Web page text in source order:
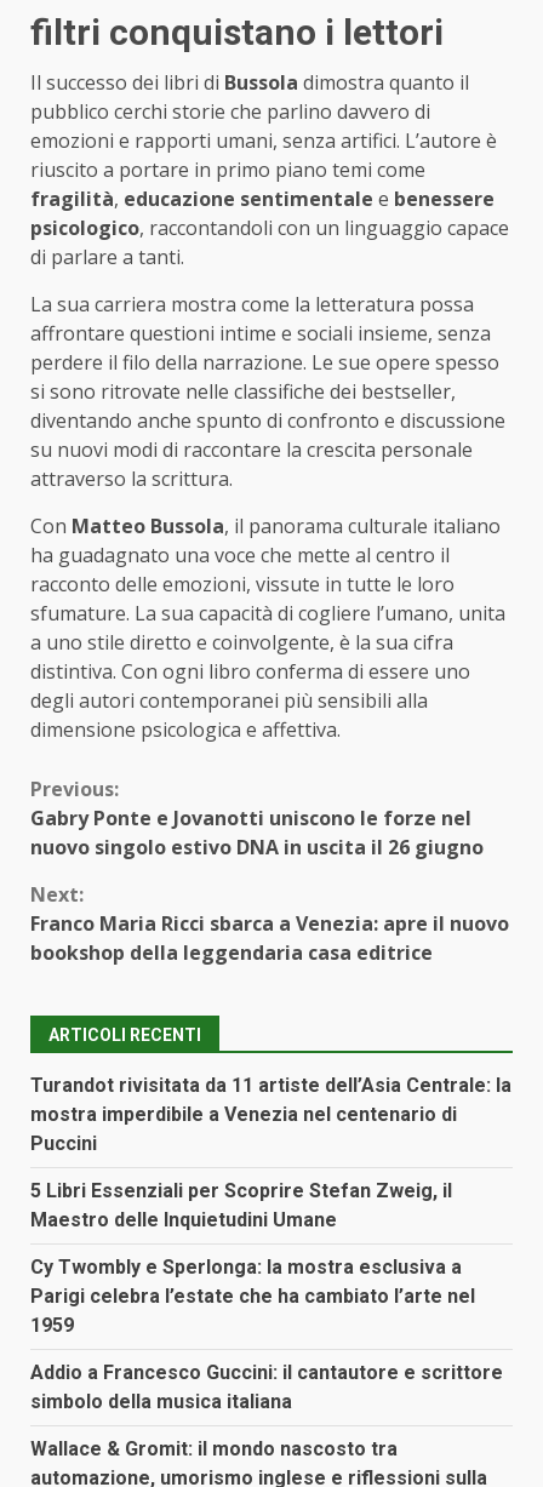
filtri conquistano i lettori
Il successo dei libri di Bussola dimostra quanto il
pubblico cerchi storie che parlino davvero di
emozioni e rapporti umani, senza artifici. L’autore è
riuscito a portare in primo piano temi come
fragilità, educazione sentimentale e benessere
psicologico, raccontandoli con un linguaggio capace
di parlare a tanti.
La sua carriera mostra come la letteratura possa
affrontare questioni intime e sociali insieme, senza
perdere il filo della narrazione. Le sue opere spesso
si sono ritrovate nelle classifiche dei bestseller,
diventando anche spunto di confronto e discussione
su nuovi modi di raccontare la crescita personale
attraverso la scrittura.
Con Matteo Bussola, il panorama culturale italiano
ha guadagnato una voce che mette al centro il
racconto delle emozioni, vissute in tutte le loro
sfumature. La sua capacità di cogliere l’umano, unita
a uno stile diretto e coinvolgente, è la sua cifra
distintiva. Con ogni libro conferma di essere uno
degli autori contemporanei più sensibili alla
dimensione psicologica e affettiva.
Continue
Reading
Previous:
Gabry Ponte e Jovanotti uniscono le forze nel
nuovo singolo estivo DNA in uscita il 26 giugno
Next:
Franco Maria Ricci sbarca a Venezia: apre il nuovo
bookshop della leggendaria casa editrice
ARTICOLI RECENTI
Turandot rivisitata da 11 artiste dell’Asia Centrale: la
mostra imperdibile a Venezia nel centenario di
Puccini
5 Libri Essenziali per Scoprire Stefan Zweig, il
Maestro delle Inquietudini Umane
Cy Twombly e Sperlonga: la mostra esclusiva a
Parigi celebra l’estate che ha cambiato l’arte nel
1959
Addio a Francesco Guccini: il cantautore e scrittore
simbolo della musica italiana
Wallace & Gromit: il mondo nascosto tra
automazione, umorismo inglese e riflessioni sulla